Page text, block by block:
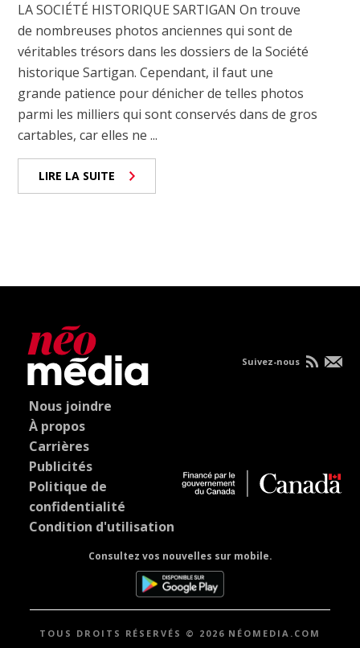
LA SOCIÉTÉ HISTORIQUE SARTIGAN On trouve
de nombreuses photos anciennes qui sont de
véritables trésors dans les dossiers de la Société
historique Sartigan. Cependant, il faut une
grande patience pour dénicher de telles photos
parmi les milliers qui sont conservés dans de gros
cartables, car elles ne ...
LIRE LA SUITE
Nous joindre
À propos
Carrières
Publicités
Politique de
confidentialité
Condition d'utilisation
Consultez vos nouvelles sur mobile.
Suivez-nous
TOUS DROITS RÉSERVÉS © 2026 NÉOMEDIA.COM